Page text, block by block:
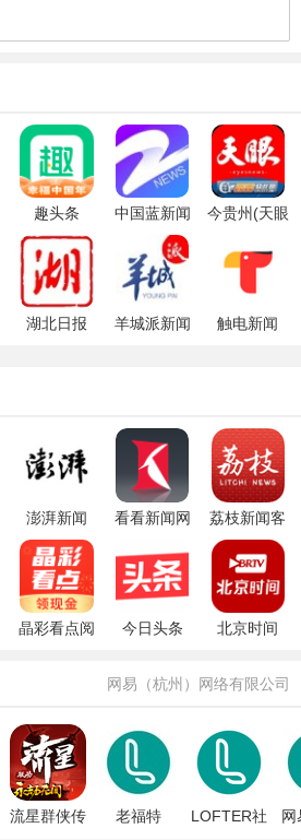
趣头条 中国蓝新闻
今贵州(天眼
湖北日报
羊城派新闻
触电新闻
澎湃新闻 看看新闻网
荔枝新闻客
户端
晶彩看点阅
今日头条
北京时间
网易（杭州）网络有限公司
流星群侠传
老福特
LOFTER社
网